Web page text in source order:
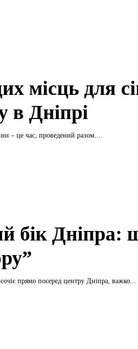
місць для
в Дніпрі
– це час, проведений разом....
бік Дніпра:
прямо посеред центру Дніпра, важко...